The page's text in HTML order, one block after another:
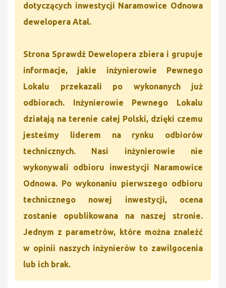
dotyczących inwestycji Naramowice Odnowa
dewelopera Atal.
Strona Sprawdź Dewelopera zbiera i grupuje
informacje, jakie inżynierowie Pewnego
Lokalu przekazali po wykonanych już
odbiorach. Inżynierowie Pewnego Lokalu
działają na terenie całej Polski, dzięki czemu
jesteśmy liderem na rynku odbiorów
technicznych. Nasi inżynierowie nie
wykonywali odbioru inwestycji Naramowice
Odnowa. Po wykonaniu pierwszego odbioru
technicznego nowej inwestycji, ocena
zostanie opublikowana na naszej stronie.
Jednym z parametrów, które można znaleźć
w opinii naszych inżynierów to zawilgocenia
lub ich brak.